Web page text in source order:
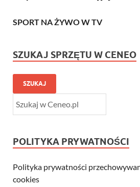
SPORT NA ŻYWO W TV
SZUKAJ SPRZĘTU W CENEO
SZUKAJ
POLITYKA PRYWATNOŚCI
Polityka prywatności
cookies